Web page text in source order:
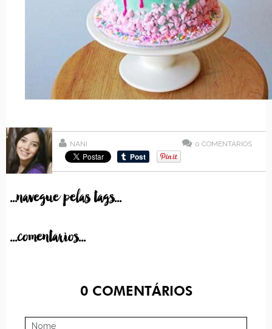
NANI 0 COMENTÁRIOS
...navegue pelas tags...
...comentarios...
0COMENTÁRIOS